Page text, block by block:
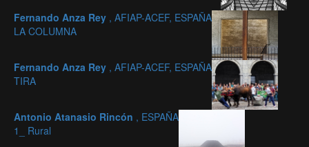
Fernando Anza Rey , AFIAP-ACEF, ESPAÑA
LA COLUMNA
Fernando Anza Rey , AFIAP-ACEF, ESPAÑA
TIRA
Antonio Atanasio Rincón , ESPAÑA
1_ Rural